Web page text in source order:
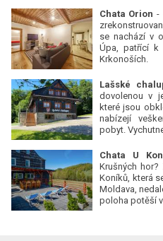
Chata Orion -
se nachází v
Úpa, patřící k
Krkonoších.
Lašské
dovolenou v
které jsou
nabízejí
pobyt.
Chata U
Krušných
Koníků, která
Moldava,
poloha potěší